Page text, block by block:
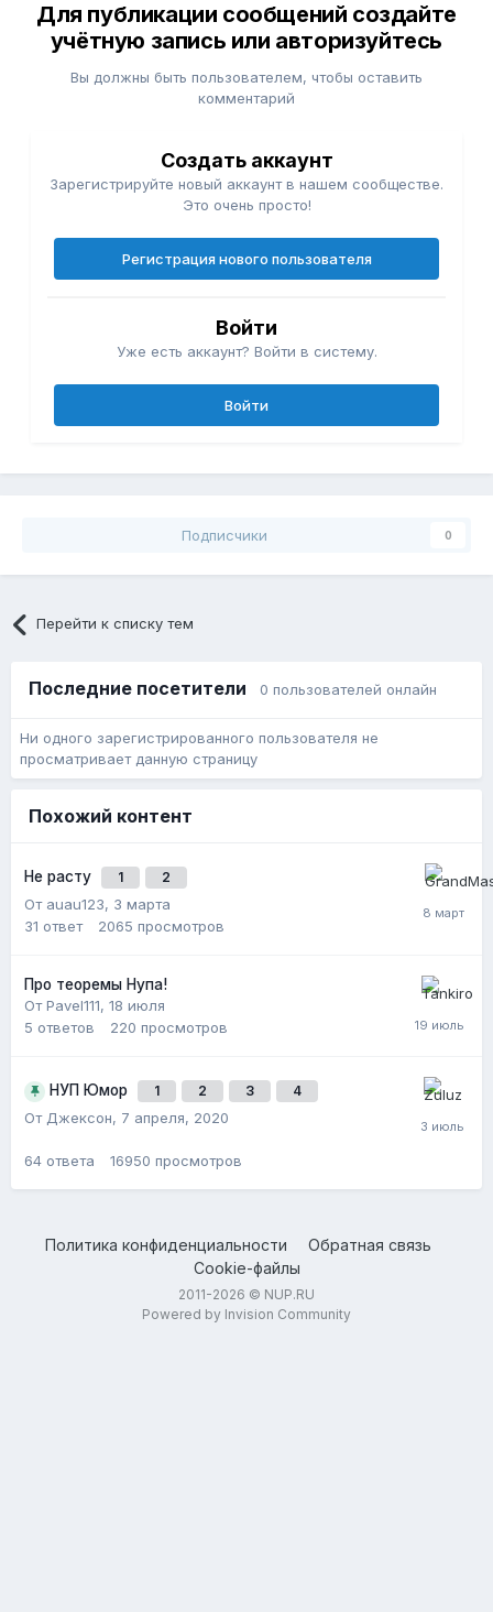
Для публикации сообщений создайте
учётную запись или авторизуйтесь
Вы должны быть пользователем, чтобы оставить
комментарий
Создать аккаунт
Зарегистрируйте новый аккаунт в нашем сообществе.
Это очень просто!
Регистрация нового пользователя
Войти
Уже есть аккаунт? Войти в систему.
Войти
Подписчики 0
Перейти к списку тем
Последние посетители 0 пользователей онлайн
Ни одного зарегистрированного пользователя не
просматривает данную страницу
Похожий контент
Не расту 1 2
От auau123, 3 марта
31 ответ 2065 просмотров
Про теоремы Нупа!
От Pavel111, 18 июля
5 ответов 220 просмотров
НУП Юмор 1 2 3 4
От Джексон, 7 апреля, 2020
64 ответа 16950 просмотров
Политика конфиденциальности
Обратная связь
Cookie-файлы
2011-2026 © NUP.RU
Powered by Invision Community